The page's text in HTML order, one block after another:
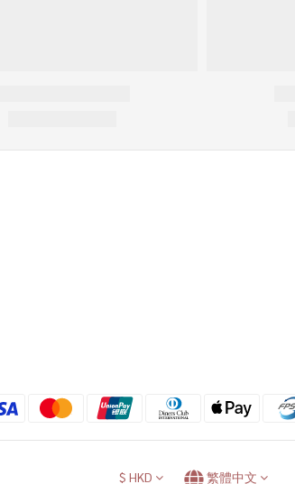
$ HKD 繁體中文